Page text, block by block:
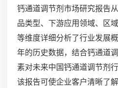
钙通道调节剂市场研究报告
品类型、下游应用领域、区
等维度详细分析了行业发展
年的历史数据，结合钙通道
素对未来中国钙通道调节剂
该报告可使企业客户清晰了